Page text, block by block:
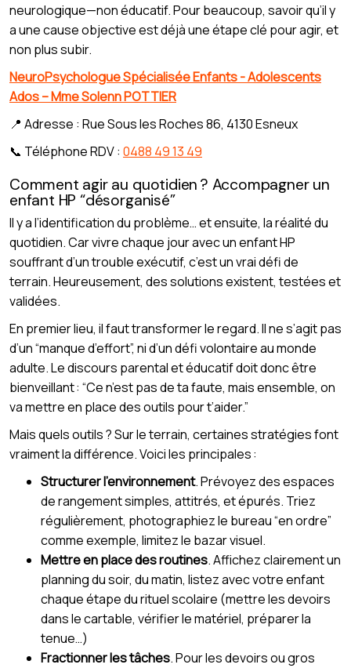
neurologique—non éducatif. Pour beaucoup, savoir qu’il y
a une cause objective est déjà une étape clé pour agir, et
non plus subir.
NeuroPsychologue Spécialisée Enfants - Adolescents
Ados – Mme Solenn POTTIER
📍 Adresse : Rue Sous les Roches 86, 4130 Esneux
📞 Téléphone RDV : 0488 49 13 49
Comment agir au quotidien ? Accompagner un
enfant HP “désorganisé”
Il y a l’identification du problème… et ensuite, la réalité du
quotidien. Car vivre chaque jour avec un enfant HP
souffrant d’un trouble exécutif, c’est un vrai défi de
terrain. Heureusement, des solutions existent, testées et
validées.
En premier lieu, il faut transformer le regard. Il ne s’agit pas
d’un “manque d’effort”, ni d’un défi volontaire au monde
adulte. Le discours parental et éducatif doit donc être
bienveillant : “Ce n’est pas de ta faute, mais ensemble, on
va mettre en place des outils pour t’aider.”
Mais quels outils ? Sur le terrain, certaines stratégies font
vraiment la différence. Voici les principales :
Structurer l’environnement. Prévoyez des espaces
de rangement simples, attitrés, et épurés. Triez
régulièrement, photographiez le bureau “en ordre”
comme exemple, limitez le bazar visuel.
Mettre en place des routines. Affichez clairement un
planning du soir, du matin, listez avec votre enfant
chaque étape du rituel scolaire (mettre les devoirs
dans le cartable, vérifier le matériel, préparer la
tenue…)
Fractionner les tâches. Pour les devoirs ou gros